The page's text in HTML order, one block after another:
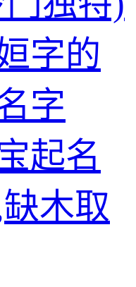
字的
字
起名
木取